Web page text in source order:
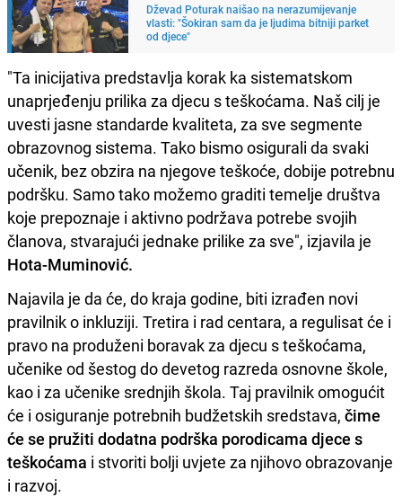
Dževad Poturak naišao na nerazumijevanje
vlasti: "Šokiran sam da je ljudima bitniji parket
od djece"
"Ta inicijativa predstavlja korak ka sistematskom
unaprjeđenju prilika za djecu s teškoćama. Naš cilj je
uvesti jasne standarde kvaliteta, za sve segmente
obrazovnog sistema. Tako bismo osigurali da svaki
učenik, bez obzira na njegove teškoće, dobije potrebnu
podršku. Samo tako možemo graditi temelje društva
koje prepoznaje i aktivno podržava potrebe svojih
članova, stvarajući jednake prilike za sve", izjavila je
Hota-Muminović.
Najavila je da će, do kraja godine, biti izrađen novi
pravilnik o inkluziji. Tretira i rad centara, a regulisat će i
pravo na produženi boravak za djecu s teškoćama,
učenike od šestog do devetog razreda osnovne škole,
kao i za učenike srednjih škola. Taj pravilnik omogućit
će i osiguranje potrebnih budžetskih sredstava, čime
će se pružiti dodatna podrška porodicama djece s
teškoćama i stvoriti bolji uvjete za njihovo obrazovanje
i razvoj.